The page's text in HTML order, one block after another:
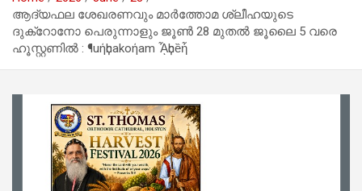
ആദ്യഫല ശേഖരണവും മാർത്തോമ ശ്ലീഹയുടെ
ദുക്റോനോ പെരുന്നാളും ജൂൺ 28 മുതൽ ജൂലൈ 5 വരെ
ഹൂസ്റ്റണിൽ : ¶uήҫhakoήam ᾏҫhȅἧ